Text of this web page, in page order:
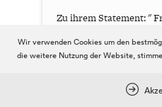
Zu ihrem Statement: "
Demos ohne Masken
flüchten, sie müssen ja
am mitten am
Wir verwenden Cookies um den
die weitere Nutzung der Website,